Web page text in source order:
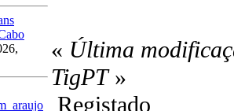
« Última
TigPT»
Registado